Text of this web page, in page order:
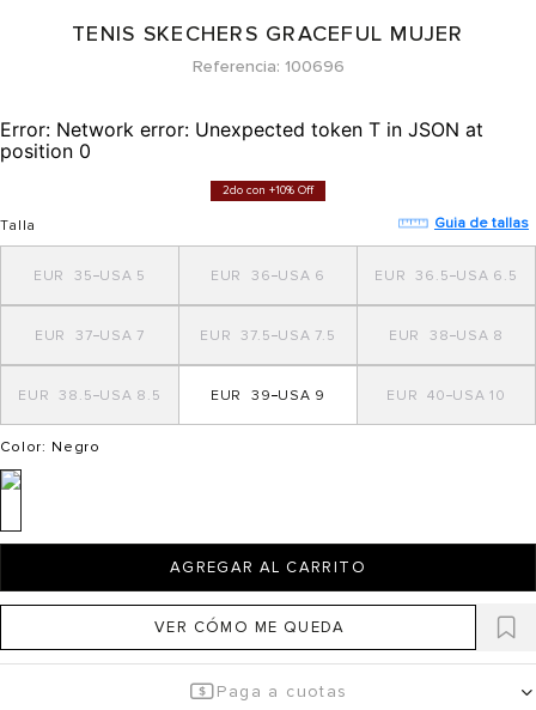
TENIS SKECHERS GRACEFUL MUJER
Referencia 100696
Error: Network error: Unexpected token T in JSON at
position 0
2do con +10% Off
Talla Guia de tallas
5
35 6
36 6.5
36.5
7
37 7.5
37.5 8
38
8.5
38.5 9
39 10
40
Color: Negro
AGREGAR AL CARRITO
VER CÓMO ME QUEDA
Paga a cuotas